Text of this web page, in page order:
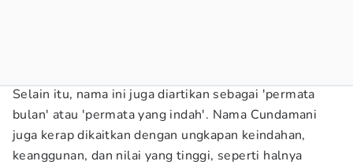
Selain itu, nama ini juga diartikan sebagai 'permata
bulan' atau 'permata yang indah'. Nama Cundamani
juga kerap dikaitkan dengan ungkapan keindahan,
keanggunan, dan nilai yang tinggi, seperti halnya